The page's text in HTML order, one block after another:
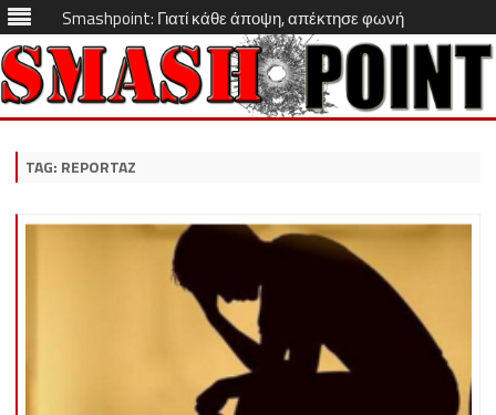
Smashpoint: Γιατί κάθε άποψη, απέκτησε φωνή
Skip
TAG: REPORTAZ